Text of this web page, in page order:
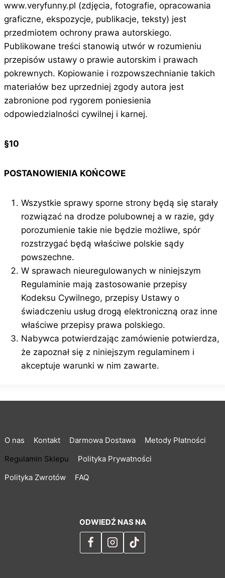
www.veryfunny.pl (zdjęcia, fotografie, opracowania
graficzne, ekspozycje, publikacje, teksty) jest
przedmiotem ochrony prawa autorskiego.
Publikowane treści stanowią utwór w rozumieniu
przepisów ustawy o prawie autorskim i prawach
pokrewnych. Kopiowanie i rozpowszechnianie takich
materiałów bez uprzedniej zgody autora jest
zabronione pod rygorem poniesienia
odpowiedzialności cywilnej i karnej.
§10
POSTANOWIENIA KOŃCOWE
Wszystkie sprawy sporne strony będą się starały
rozwiązać na drodze polubownej a w razie, gdy
porozumienie takie nie będzie możliwe, spór
rozstrzygać będą właściwe polskie sądy
powszechne.
W sprawach nieuregulowanych w niniejszym
Regulaminie mają zastosowanie przepisy
Kodeksu Cywilnego, przepisy Ustawy o
świadczeniu usług drogą elektroniczną oraz inne
właściwe przepisy prawa polskiego.
Nabywca potwierdzając zamówienie potwierdza,
że zapoznał się z niniejszym regulaminem i
akceptuje warunki w nim zawarte.
O nas Kontakt Darmowa Dostawa
Metody Płatności
Regulamin Sklepu
Polityka Prywatności
Polityka Zwrotów
FAQ
ODWIEDŹ NAS NA